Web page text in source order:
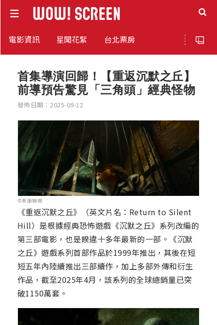
電影資訊 星聞花絮 台北票房
首集導演回歸！【重返沉默之丘】
前導預告驚見「三角頭」經典怪物
發佈日期：2025-09-12
©車庫娛樂
《重返沉默之丘》（英文片名：Return to Silent
Hill）是根據經典恐怖遊戲《沉默之丘》系列改編的
第三部電影，也是睽違十多年最新的一部。《沉默
之丘》遊戲系列首部作品於1999年推出，其後在短
短五年內陸續推出三部續作，加上多部外傳和衍生
作品，截至2025年4月，該系列的全球總銷量已突
破1150萬套。